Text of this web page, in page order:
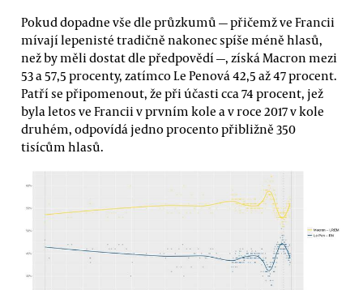
Pokud dopadne vše dle průzkumů — přičemž ve Francii
mívají lepenisté tradičně nakonec spíše méně hlasů,
než by měli dostat dle předpovědí —, získá Macron mezi
53 a 57,5 procenty, zatímco Le Penová 42,5 až 47 procent.
Patří se připomenout, že při účasti cca 74 procent, jež
byla letos ve Francii v prvním kole a v roce 2017 v kole
druhém, odpovídá jedno procento přibližně 350
tisícům hlasů.